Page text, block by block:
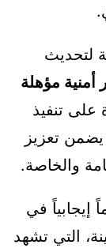
لتحديث
أمنية مؤهلة
على تنفيذ
يضمن تعزيز
والخاصة.
إيجابياً في
التي تشهد